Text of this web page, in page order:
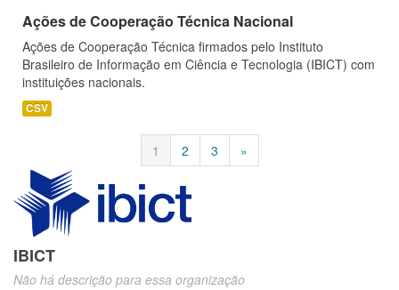
Ações de Cooperação Técnica Nacional
Ações de Cooperação Técnica firmados pelo Instituto
Brasileiro de Informação em Ciência e Tecnologia (IBICT) com
instituições nacionais.
CSV
1 2 3 »
IBICT
Não há descrição para essa organização